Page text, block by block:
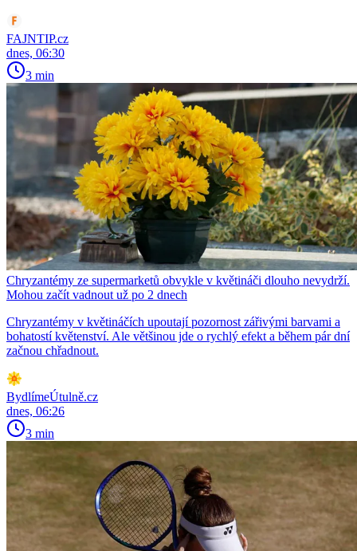
FAJNTIP.cz
dnes, 06:30
3 min
Chryzantémy ze supermarketů obvykle v květináči dlouho nevydrží.
Mohou začít vadnout už po 2 dnech
Chryzantémy v květináčích upoutají pozornost zářivými barvami a
bohatostí květenství. Ale většinou jde o rychlý efekt a během pár dní
začnou chřadnout.
BydlímeÚtulně.cz
dnes, 06:26
3 min